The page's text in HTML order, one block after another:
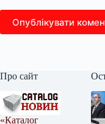
Опублікувати
Про сайт
«Каталог